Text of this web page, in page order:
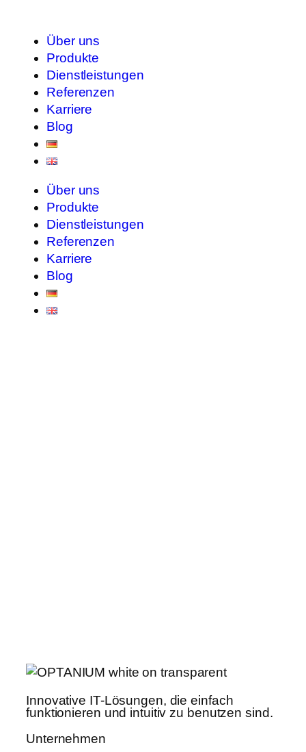
Über uns
Produkte
Dienstleistungen
Referenzen
Karriere
Blog
Über uns
Produkte
Dienstleistungen
Referenzen
Karriere
Blog
Innovative IT-Lösungen, die einfach
funktionieren und intuitiv zu benutzen sind.
Unternehmen